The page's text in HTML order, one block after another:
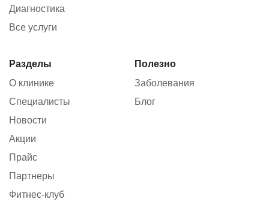
Диагностика
Все услуги
Разделы
О клинике
Специалисты
Новости
Акции
Прайс
Партнеры
Фитнес-клуб
Полезно
Заболевания
Блог